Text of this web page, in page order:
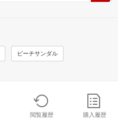
ビーチサンダル
閲覧履歴 購入履歴